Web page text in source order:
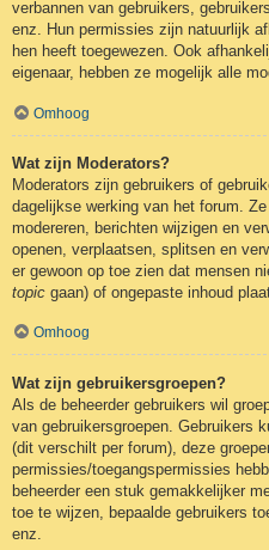
verbannen van gebruikers,
enz. Hun permissies zijn natuurlijk
hen heeft toegewezen. Ook
eigenaar, hebben ze mogelijk alle
Omhoog
Wat zijn Moderators?
Moderators zijn gebruikers of
dagelijkse werking van het forum.
modereren, berichten wijzigen en
openen, verplaatsen, splitsen en
er gewoon op toe zien dat mensen
topic gaan) of ongepaste inhoud
Omhoog
Wat zijn gebruikersgroepen?
Als de beheerder gebruikers wil
van gebruikersgroepen. Gebruikers
(dit verschilt per forum), deze
permissies/toegangspermissies
beheerder een stuk gemakkelijker
toe te wijzen, bepaalde gebruikers
enz.